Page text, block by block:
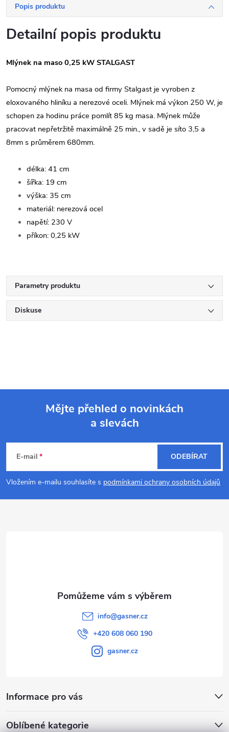
Popis produktu
Detailní popis produktu
Mlýnek na maso 0,25 kW STALGAST
Pomocný mlýnek na masa od firmy Stalgast je vyroben z
eloxovaného hliníku a nerezové oceli. Mlýnek má výkon 250 W, je
schopen za hodinu práce pomlít 85 kg masa. Mlýnek může
pracovat nepřetržitě maximálně 25 min., v sadě je síto 3,5 a
8mm s průměrem 680mm.
délka: 41 cm
šířka: 19 cm
výška: 35 cm
materiál: nerezová ocel
napětí: 230 V
příkon: 0,25 kW
Parametry produktu
Diskuse
p
a
Mějte přehled o novinkách
a slevách
E-mail
Vložením e-mailu souhlasíte s podmínkami ochrany osobních údajů
ODEBÍRAT
info@gasner.cz
+420 608 060 190
gasner.cz
Informace pro vás
Oblíbené kategorie